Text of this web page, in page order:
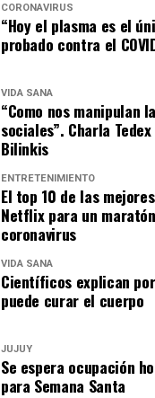
CORONAVIRUS
“Hoy el plasma es el
probado contra el
VIDA SANA
“Como nos manipulan
sociales”. Charla
Bilinkis
ENTRETENIMIENTO
El top 10 de las
Netflix para un
coronavirus
VIDA SANA
Científicos explican
puede curar el cuerpo
JUJUY
Se espera ocupación
para Semana Santa